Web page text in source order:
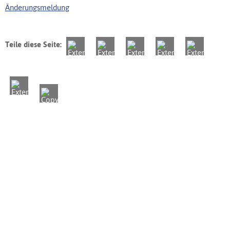
Änderungsmeldung
Teile diese Seite: